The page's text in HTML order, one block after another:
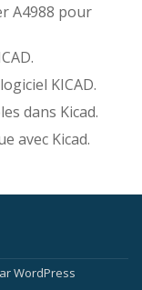
A4988 pour
KICAD.
dans Kicad.
avec Kicad.
WordPress